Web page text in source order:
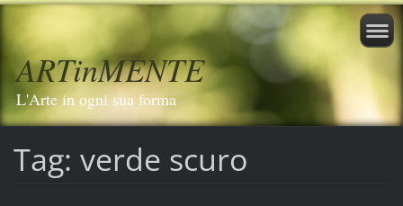
ARTinMENTE
L'Arte in ogni sua forma
Tag: verde scuro